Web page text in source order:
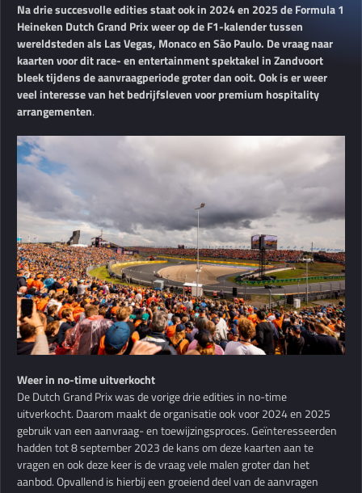
Na drie succesvolle edities staat ook in 2024 en 2025 de Formula 1
Heineken Dutch Grand Prix weer op de F1-kalender tussen
wereldsteden als Las Vegas, Monaco en São Paulo. De vraag naar
kaarten voor dit race- en entertainment spektakel in Zandvoort
bleek tijdens de aanvraagperiode groter dan ooit. Ook is er weer
veel interesse van het bedrijfsleven voor premium hospitality
arrangementen.
Weer in no-time uitverkocht
De Dutch Grand Prix was de vorige drie edities in no-time
uitverkocht. Daarom maakt de organisatie ook voor 2024 en 2025
gebruik van een aanvraag- en toewijzingsproces. Geïnteresseerden
hadden tot 8 september 2023 de kans om deze kaarten aan te
vragen en ook deze keer is de vraag vele malen groter dan het
aanbod. Opvallend is hierbij een groeiend deel van de aanvragen